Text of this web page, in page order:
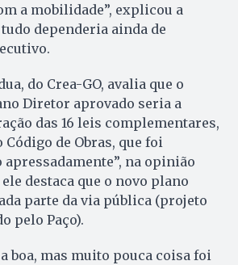
a mobilidade”, explicou a
dependeria ainda de
do Crea-GO, avalia que o
Diretor aprovado seria a
das 16 leis complementares,
Código de Obras, que foi
na opinião
destaca que o novo plano
parte da via pública (projeto
pelo Paço).
boa, mas muito pouca coisa foi